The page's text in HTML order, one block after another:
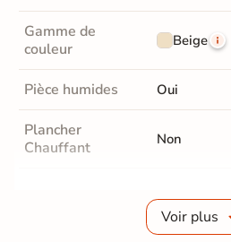
Gamme de
couleur
Beige
Pièce humides Oui
Plancher
Chauffant
Non
CG2
Voir plus